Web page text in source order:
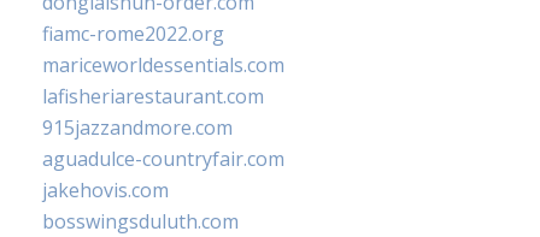
fiamc-rome2022.org
mariceworldessentials.com
lafisheriarestaurant.com
915jazzandmore.com
aguadulce-countryfair.com
jakehovis.com
bosswingsduluth.com